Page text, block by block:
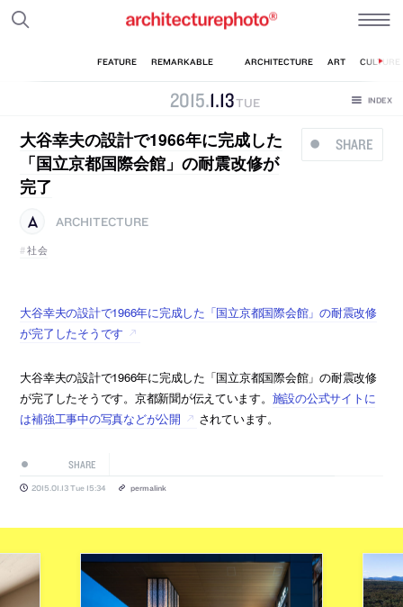
2015.1.13TUE
SHARE
大谷幸夫の設計で1966年に完成した
「国立京都国際会館」の耐震改修が
完了
ARCHITECTURE
社会
大谷幸夫の設計で1966年に完成した「国立京都国際会館」の耐震改修
が完了したそうです
大谷幸夫の設計で1966年に完成した「国立京都国際会館」の耐震改修
が完了したそうです。京都新聞が伝えています。 施設の公式サイトに
は補強工事中の写真などが公開
されています。
SHARE
2015.01.13 Tue 15:34 permalink